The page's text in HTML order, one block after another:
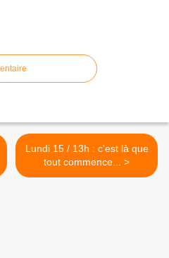
Lundi 15 / 13h : c'est là que
tout commence... >